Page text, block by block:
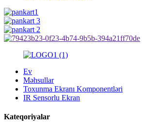
Ev
Məhsullar
Toxunma Ekranı Komponentləri
IR Sensorlu Ekran
Kateqoriyalar